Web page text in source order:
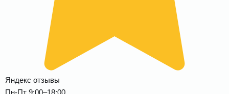
Яндекс отзывы
Пн-Пт 9:00–18:00